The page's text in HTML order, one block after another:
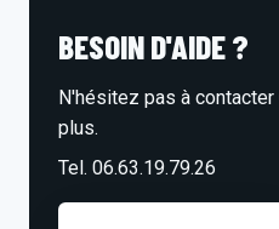
BESOIN D'AIDE ?
N'hésitez pas à
plus.
Tel. 06.63.19.79.26